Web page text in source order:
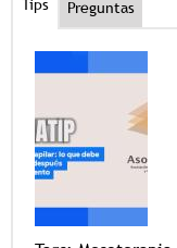
Tips Preguntas